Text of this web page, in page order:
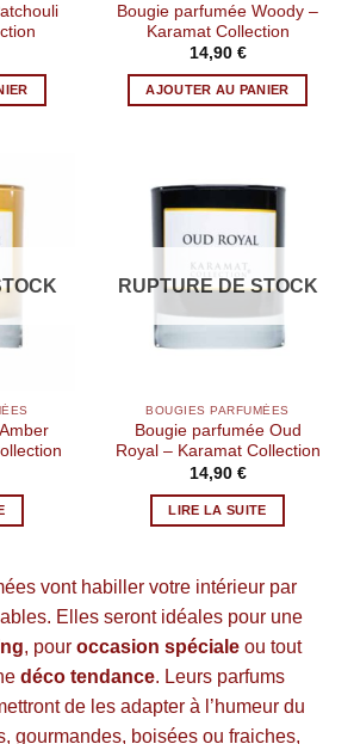
Bougie parfumée Woody –
Karamat Collection
14,90 €
AJOUTER AU PANIER
RUPTURE DE STOCK
BOUGIES PARFUMÉES
Bougie parfumée Oud
Royal – Karamat Collection
14,90 €
LIRE LA SUITE
vont habiller votre intérieur par
Elles seront idéales pour une
, pour occasion spéciale ou tout
déco tendance. Leurs parfums
de les adapter à l’humeur du
gourmandes, boisées ou fraiches,